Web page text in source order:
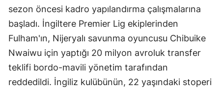
sezon öncesi kadro yapılandırma çalışmalarına
başladı. İngiltere Premier Lig ekiplerinden
Fulham'ın, Nijeryalı savunma oyuncusu Chibuike
Nwaiwu için yaptığı 20 milyon avroluk transfer
teklifi bordo-mavili yönetim tarafından
reddedildi. İngiliz kulübünün, 22 yaşındaki stoperi